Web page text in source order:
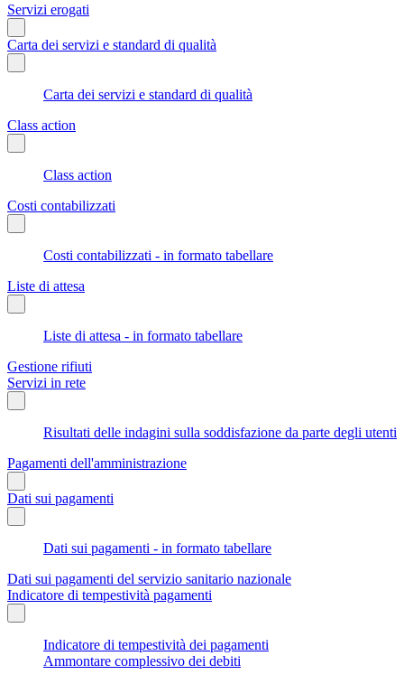
Servizi erogati
Carta dei servizi e standard di qualità
Carta dei servizi e standard di qualità
Class action
Class action
Costi contabilizzati
Costi contabilizzati - in formato tabellare
Liste di attesa
Liste di attesa - in formato tabellare
Gestione rifiuti
Servizi in rete
Risultati delle indagini sulla soddisfazione da parte degli utenti
Pagamenti dell'amministrazione
Dati sui pagamenti
Dati sui pagamenti - in formato tabellare
Dati sui pagamenti del servizio sanitario nazionale
Indicatore di tempestività pagamenti
Indicatore di tempestività dei pagamenti
Ammontare complessivo dei debiti